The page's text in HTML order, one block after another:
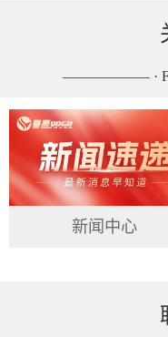
—————— ·
新闻中心